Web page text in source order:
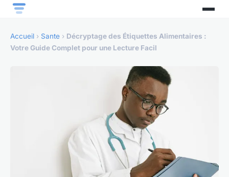
Accueil › Sante › Décryptage des Étiquettes Alimentaires :
Votre Guide Complet pour une Lecture Facil